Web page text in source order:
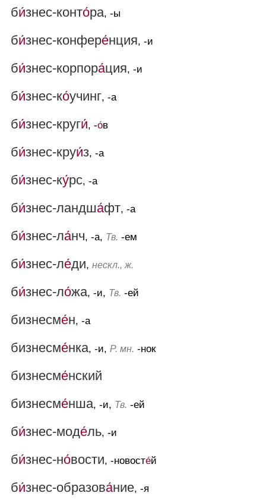
би́знес-конто́ра, -ы
би́знес-конфере́нция, -и
би́знес-корпора́ция, -и
би́знес-ко́учинг, -а
би́знес-круги́, -о́в
би́знес-круи́з, -а
би́знес-ку́рс, -а
би́знес-ландша́фт, -а
би́знес-ла́нч, -а, Тв. -ем
би́знес-ле́ди, нескл., ж.
би́знес-ло́жа, -и, Тв. -ей
бизнесме́н, -а
бизнесме́нка, -и, Р. мн. -нок
бизнесме́нский
бизнесме́нша, -и, Тв. -ей
би́знес-моде́ль, -и
би́знес-но́вости, -новосте́й
би́знес-образова́ние, -я